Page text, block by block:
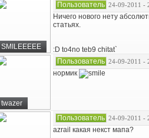
SMILEEEEE
Пользователь 24-09-2011 -
Ничего нового нету
статьях.
:D to4no teb9 chitat`
twazer
Пользователь 24-09-2011 -
нормик
Пользователь 24-09-2011 -
azrail какая некст мапа?